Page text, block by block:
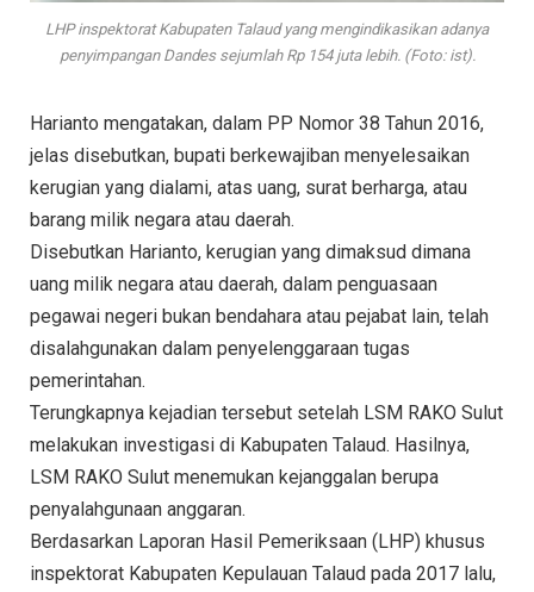
LHP inspektorat Kabupaten Talaud yang mengindikasikan adanya
penyimpangan Dandes sejumlah Rp 154 juta lebih. (Foto: ist).
Harianto mengatakan, dalam PP Nomor 38 Tahun 2016,
jelas disebutkan, bupati berkewajiban menyelesaikan
kerugian yang dialami, atas uang, surat berharga, atau
barang milik negara atau daerah.
Disebutkan Harianto, kerugian yang dimaksud dimana
uang milik negara atau daerah, dalam penguasaan
pegawai negeri bukan bendahara atau pejabat lain, telah
disalahgunakan dalam penyelenggaraan tugas
pemerintahan.
Terungkapnya kejadian tersebut setelah LSM RAKO Sulut
melakukan investigasi di Kabupaten Talaud. Hasilnya,
LSM RAKO Sulut menemukan kejanggalan berupa
penyalahgunaan anggaran.
Berdasarkan Laporan Hasil Pemeriksaan (LHP) khusus
inspektorat Kabupaten Kepulauan Talaud pada 2017 lalu,